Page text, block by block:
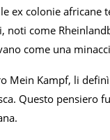
ex colonie africane
noti come
come una
Mein Kampf, li definì
Questo pensiero